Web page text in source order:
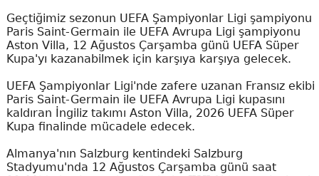
Geçtiğimiz sezonun UEFA Şampiyonlar Ligi şampiyonu
Paris Saint-Germain ile UEFA Avrupa Ligi şampiyonu
Aston Villa, 12 Ağustos Çarşamba günü UEFA Süper
Kupa'yı kazanabilmek için karşıya karşıya gelecek.
UEFA Şampiyonlar Ligi'nde zafere uzanan Fransız ekibi
Paris Saint-Germain ile UEFA Avrupa Ligi kupasını
kaldıran İngiliz takımı Aston Villa, 2026 UEFA Süper
Kupa finalinde mücadele edecek.
Almanya'nın Salzburg kentindeki Salzburg
Stadyumu'nda 12 Ağustos Çarşamba günü saat